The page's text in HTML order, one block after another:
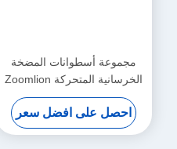
مجموعة أسطوانات المضخة
الخرسانية المتحركة Zoomlion
(يسار) F9000 (مقعد السائق
الأمامي)
000190201A0200000
احصل على افضل سعر